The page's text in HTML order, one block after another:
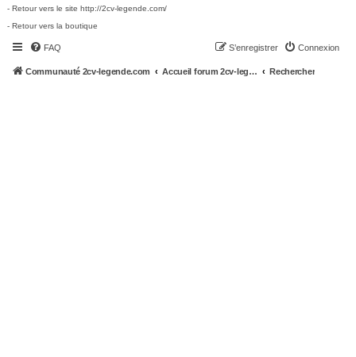
- Retour vers le site http://2cv-legende.com/
- Retour vers la boutique
FAQ Connexion
S’enregistrer
Communauté 2cv-legende.com Accueil forum 2cv-legende.com Rechercher